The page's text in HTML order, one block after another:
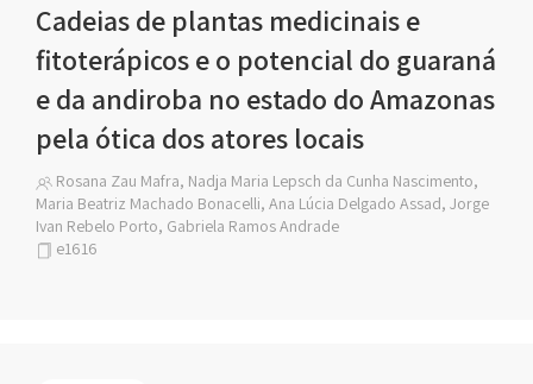
Cadeias de plantas medicinais e
fitoterápicos e o potencial do guaraná
e da andiroba no estado do Amazonas
pela ótica dos atores locais
Rosana Zau Mafra, Nadja Maria Lepsch da Cunha Nascimento,
Maria Beatriz Machado Bonacelli, Ana Lúcia Delgado Assad, Jorge
Ivan Rebelo Porto, Gabriela Ramos Andrade
e1616